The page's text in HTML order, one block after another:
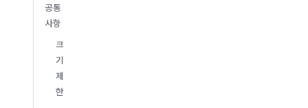
공통
사항
크
기
제
한